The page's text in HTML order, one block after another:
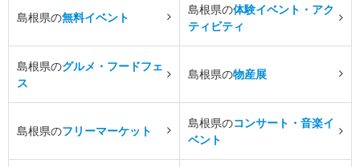
島根県の無料イベント
島根県の体験イベント・アク
ティビティ
島根県のグルメ・フードフェ
ス
島根県の物産展
島根県のフリーマーケット
島根県のコンサート・音楽イ
ベント